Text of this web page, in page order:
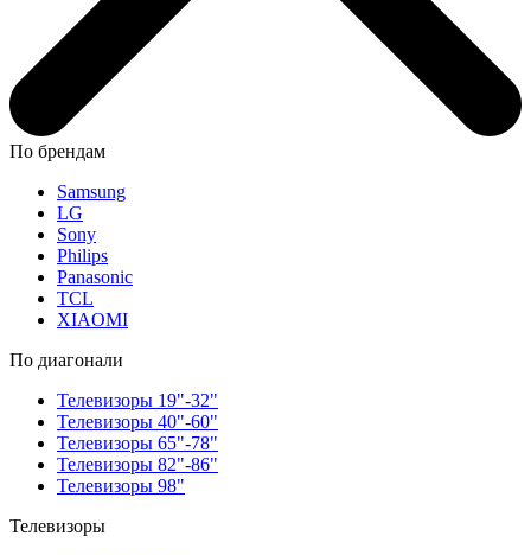
По брендам
Samsung
LG
Sony
Philips
Panasonic
TCL
XIAOMI
По диагонали
Телевизоры 19"-32"
Телевизоры 40"-60"
Телевизоры 65"-78"
Телевизоры 82"-86"
Телевизоры 98"
Телевизоры